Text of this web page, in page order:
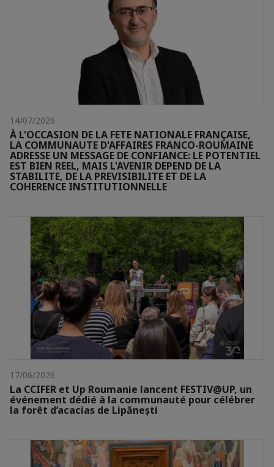
14/07/2026
À L'OCCASION DE LA FETE NATIONALE FRANÇAISE,
LA COMMUNAUTE D'AFFAIRES FRANCO-ROUMAINE
ADRESSE UN MESSAGE DE CONFIANCE: LE POTENTIEL
EST BIEN REEL, MAIS L'AVENIR DEPEND DE LA
STABILITE, DE LA PREVISIBILITE ET DE LA
COHERENCE INSTITUTIONNELLE
17/06/2026
La CCIFER et Up Roumanie lancent FESTIV@UP, un
événement dédié à la communauté pour célébrer
la forêt d’acacias de Lipănești